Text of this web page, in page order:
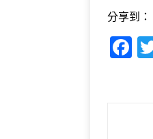
分享到：
F